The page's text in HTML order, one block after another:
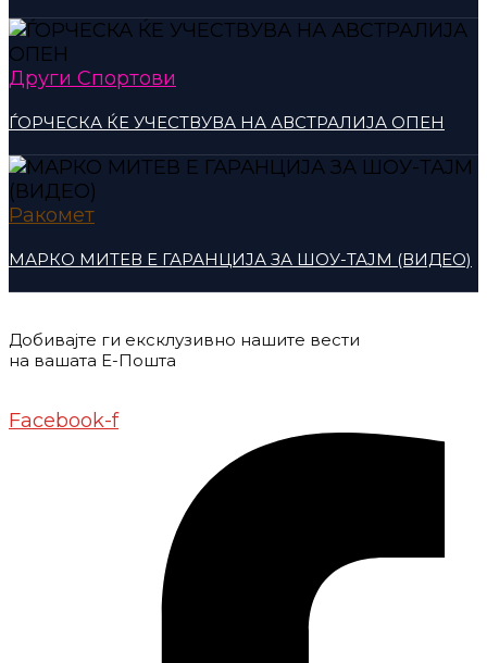
Други Спортови
ЃОРЧЕСКА ЌЕ УЧЕСТВУВА НА АВСТРАЛИЈА ОПЕН
Ракомет
МАРКО МИТЕВ Е ГАРАНЦИЈА ЗА ШОУ-ТАЈМ (ВИДЕО)
Добивајте ги ексклузивно нашите вести
на вашата Е-Пошта
Facebook-f